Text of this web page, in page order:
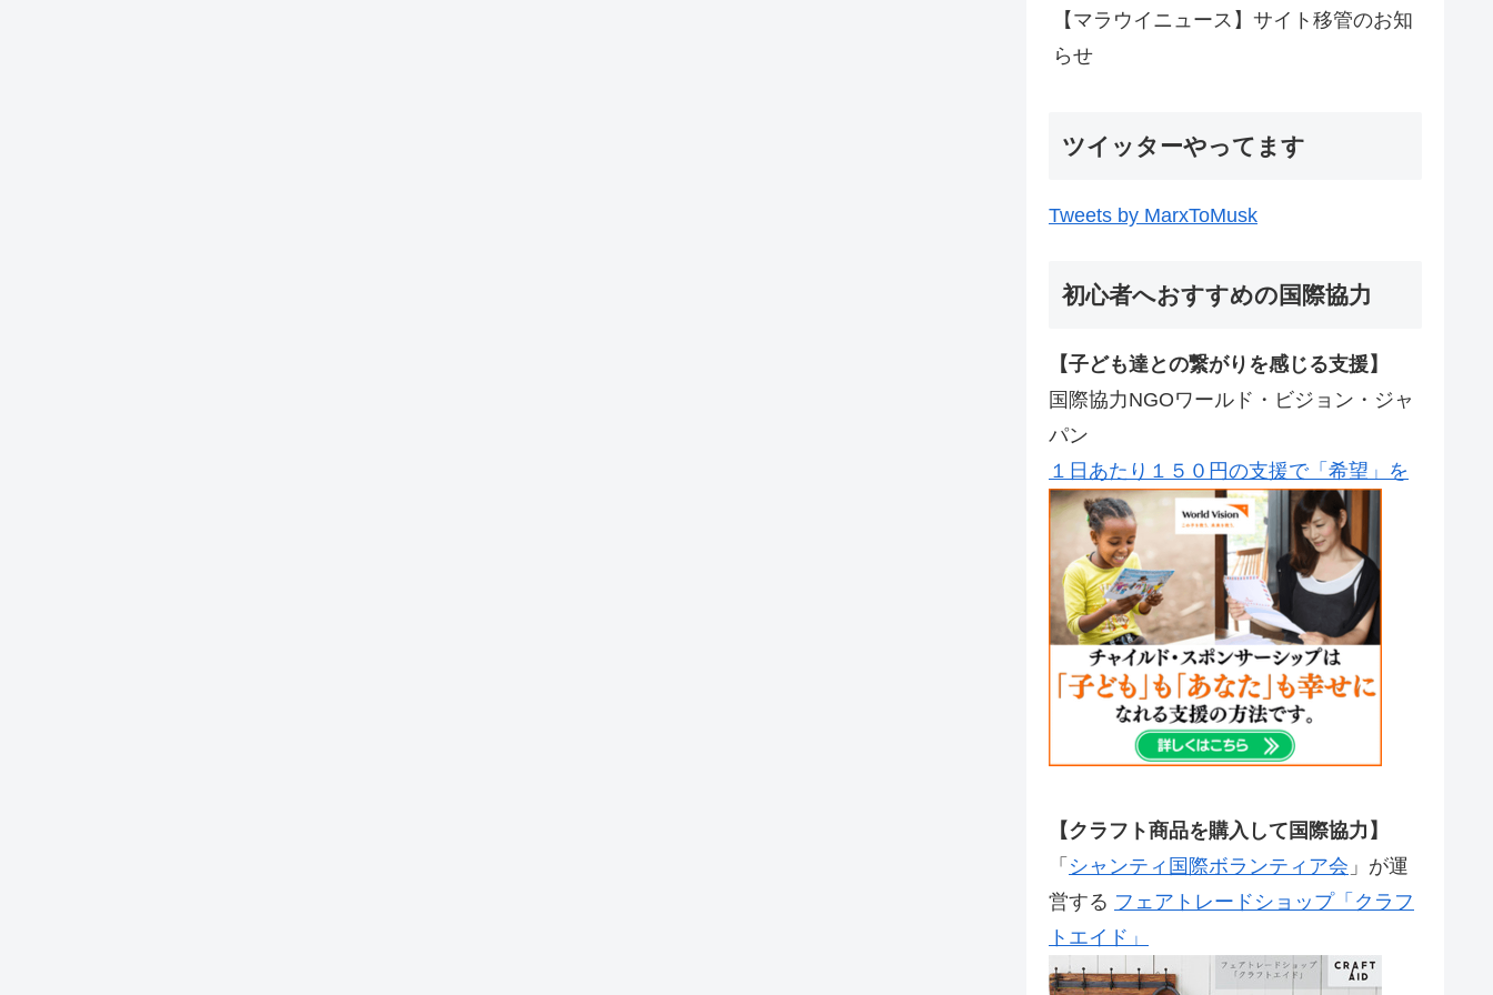
【マラウイニュース】サイト移管のお知
らせ
ツイッターやってます
Tweets by MarxToMusk
初心者へおすすめの国際協力
【子ども達との繋がりを感じる支援】
国際協力NGOワールド・ビジョン・ジャ
パン
１日あたり１５０円の支援で「希望」を
【クラフト商品を購入して国際協力】
「 シャンティ国際ボランティア会 」が運
営する フェアトレードショップ「クラフ
トエイド」